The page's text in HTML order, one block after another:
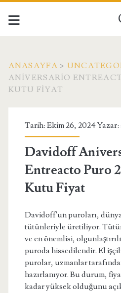
ANASAYFA >
ANIVERSARIO
KUTU FIYAT
Tarih: Ekim 26, 2024 Yazar:
Davidoff
Entreacto Puro
Kutu Fiyat
Davidoff'un puroları,
tütünleriyle üretiliyor.
ve en önemlisi,
puroda hissedilendir. El
purolar, uzmanlar
hazırlanıyor. Bu durum,
kadar yüksek olduğunu